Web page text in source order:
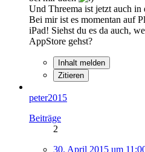
Und Threema ist jetzt auch in
Bei mir ist es momentan auf
iPad! Siehst du es da auch,
AppStore gehst?
Inhalt melden
Zitieren
peter2015
Beiträge
2
30. April 2015 um